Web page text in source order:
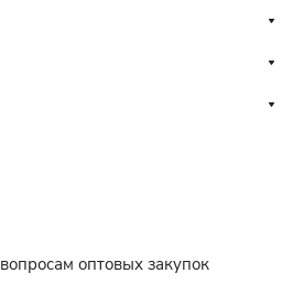
оптовых закупок